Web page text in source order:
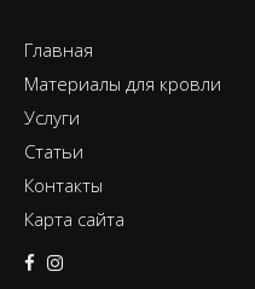
Главная
Материалы для кровли
Услуги
Статьи
Контакты
Карта сайта